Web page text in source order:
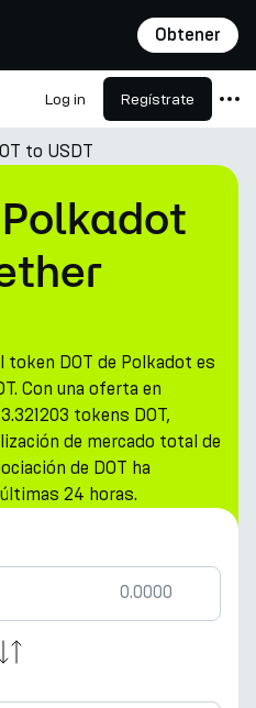
Obtener
Log in Regístrate
to USDT
DOT de Polkadot es
Con una oferta en
tokens DOT,
de mercado total de
de DOT ha
24 horas.